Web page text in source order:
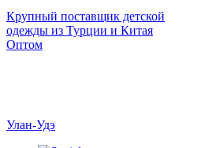
Крупный поставщик детской
одежды из Турции и Китая
Оптом
Улан-Удэ